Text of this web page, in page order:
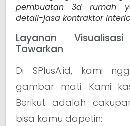
pembuatan 3d rumah
detail-jasa kontraktor
Layanan
Tawarkan
Di SPlusA.id, kami
gambar mati. Kami
Berikut adalah
bisa kamu dapetin: